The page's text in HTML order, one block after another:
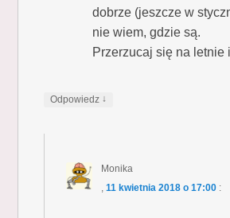
dobrze (jeszcze w
nie wiem, gdzie są.
Przerzucaj się na letnie
Odpowiedz ↓
Monika
, 11 kwietnia 2018 o 17:00 :